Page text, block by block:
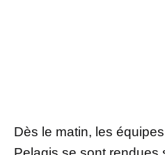
Dès le matin, les